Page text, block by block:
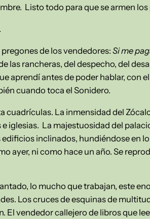
Listo todo para que se armen
de los vendedores: Si me
las rancheras, del despecho, del
aprendí antes de poder hablar, con
cuando toca el Sonidero.
cuadrículas. La inmensidad del
iglesias. La majestuosidad del
inclinados, hundiéndose en
ayer, ni como hace un año. Se
lo mucho que trabajan, este
Los cruces de esquinas de
El vendedor callejero de libros que